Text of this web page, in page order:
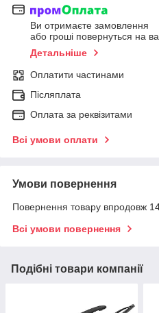
Ви отримаєте замовлення
або гроші повернуться на
Детальніше
Оплатити частинами
Післяплата
Оплата за реквізитами
Всі умови оплати
Умови повернення
Повернення товару впродовж
Всі умови повернення
Подібні товари компанії